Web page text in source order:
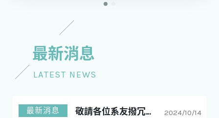
最新消息
LATEST NEWS
最新消息 敬請各位系友撥冗回答問卷 2024/10/14